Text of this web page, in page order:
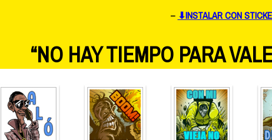
– ⬇INSTALAR CON
“NO HAY TIEMPO PARA